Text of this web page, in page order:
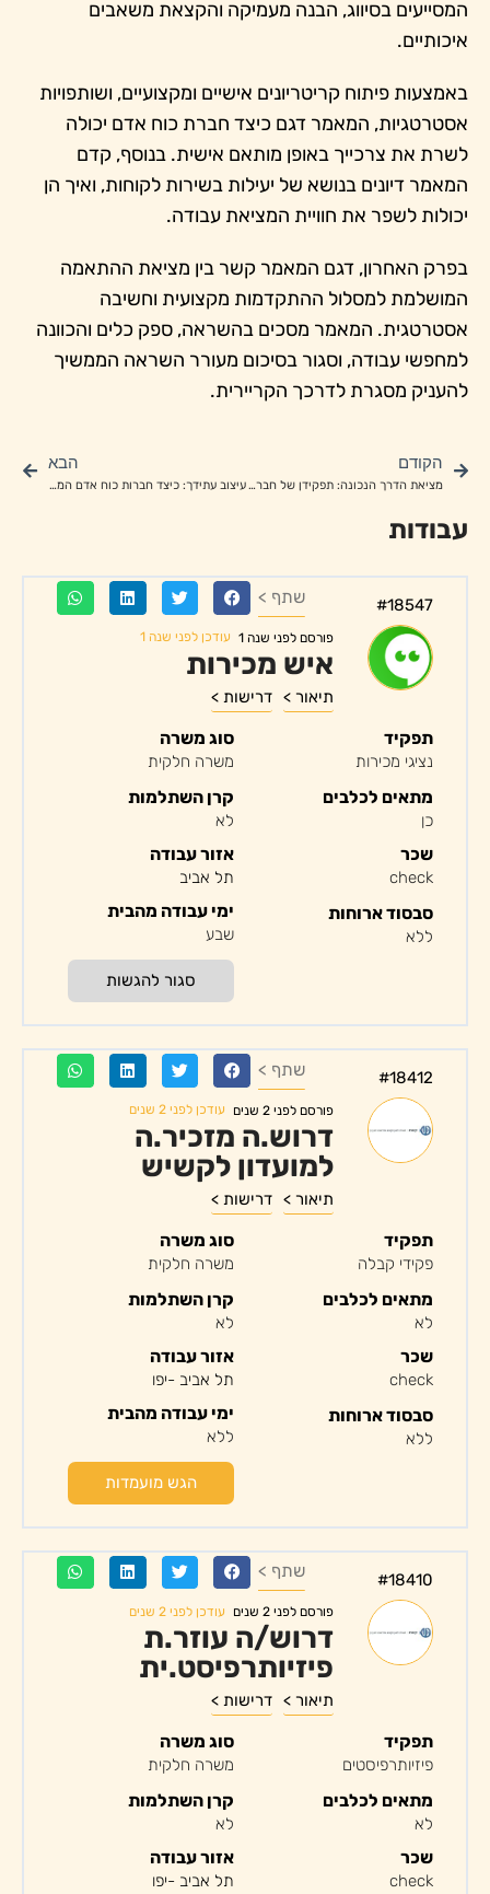
המסייעים בסיווג, הבנה מעמיקה והקצאת משאבים
איכותיים.
באמצעות פיתוח קריטריונים אישיים ומקצועיים, ושותפויות
אסטרטגיות, המאמר דגם כיצד חברת כוח אדם יכולה
לשרת את צרכייך באופן מותאם אישית. בנוסף, קדם
המאמר דיונים בנושא של יעילות בשירות לקוחות, ואיך הן
יכולות לשפר את חוויית המציאת עבודה.
בפרק האחרון, דגם המאמר קשר בין מציאת ההתאמה
המושלמת למסלול ההתקדמות מקצועית וחשיבה
אסטרטגית. המאמר מסכים בהשראה, ספק כלים והכוונה
למחפשי עבודה, וסגור בסיכום מעורר השראה הממשיך
להעניק מסגרת לדרכך הקריירית.
הקודם
מציאת הדרך הנכונה: תפקידן של חברות כוח אדם בהובלתך לעבודה הנכונה
הבא
עיצוב עתידך: כיצד חברות כוח אדם המתאימות יכולות לשנות את הקריירה שלך
עבודות
#18547 שתף >
פורסם לפני שנה 1 עודכן לפני שנה 1
איש מכירות
תיאור > דרישות >
תפקיד
נציגי מכירות
מתאים לכלבים
כן
סוג משרה
משרה חלקית
קרן השתלמות
לא
שכר
check
סבסוד ארוחות
ללא
אזור עבודה
תל אביב
ימי עבודה מהבית
שבע
סגור להגשות
#18412 שתף >
פורסם לפני 2 שנים עודכן לפני 2 שנים
דרוש.ה מזכיר.ה
למועדון לקשיש
תיאור > דרישות >
תפקיד
פקידי קבלה
מתאים לכלבים
לא
סוג משרה
משרה חלקית
קרן השתלמות
לא
שכר
check
סבסוד ארוחות
ללא
אזור עבודה
תל אביב -יפו
ימי עבודה מהבית
ללא
הגש מועמדות
#18410 שתף >
פורסם לפני 2 שנים עודכן לפני 2 שנים
דרוש/ה עוזר.ת
פיזיותרפיסט.ית
תיאור > דרישות >
תפקיד
פיזיותרפיסטים
מתאים לכלבים
לא
סוג משרה
משרה חלקית
קרן השתלמות
לא
שכר
check
אזור עבודה
תל אביב -יפו